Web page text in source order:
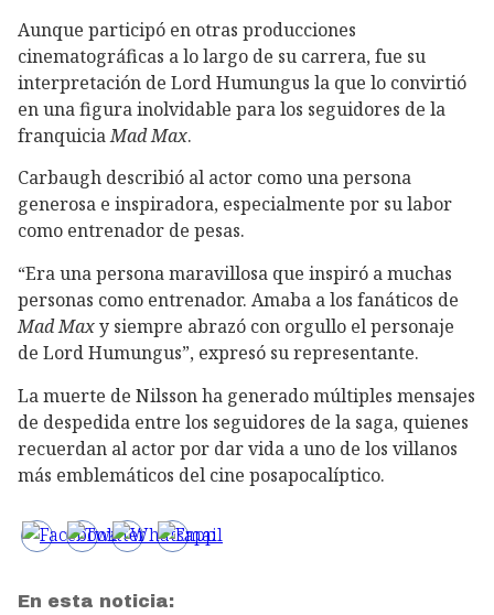
Aunque participó en otras producciones
cinematográficas a lo largo de su carrera, fue su
interpretación de Lord Humungus la que lo convirtió
en una figura inolvidable para los seguidores de la
franquiciaMad Max.
Carbaugh describió al actor como una persona
generosa e inspiradora, especialmente por su labor
como entrenador de pesas.
“Era una persona maravillosa que inspiró a muchas
personas como entrenador. Amaba a los fanáticos de
Mad Maxy siempre abrazó con orgullo el personaje
de Lord Humungus”, expresó su representante.
La muerte de Nilsson ha generado múltiples mensajes
de despedida entre los seguidores de la saga, quienes
recuerdan al actor por dar vida a uno de los villanos
más emblemáticos del cine posapocalíptico.
En esta noticia: